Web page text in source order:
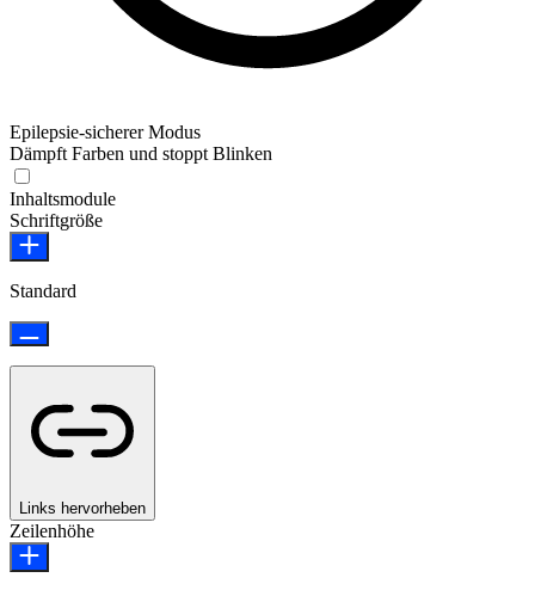
Epilepsie-sicherer Modus
Dämpft Farben und stoppt Blinken
Inhaltsmodule
Schriftgröße
Standard
Links hervorheben
Zeilenhöhe